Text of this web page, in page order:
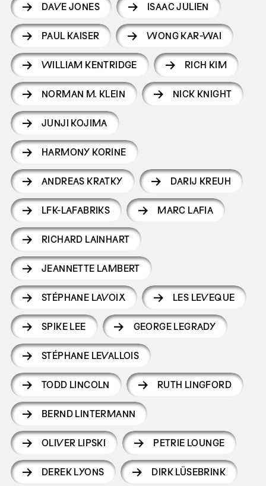
DAVE JONES ISAAC JULIEN
PAUL KAISER WONG KAR-WAI
WILLIAM KENTRIDGE RICH KIM
NORMAN M. KLEIN NICK KNIGHT
JUNJI KOJIMA
HARMONY KORINE
ANDREAS KRATKY DARIJ KREUH
LFK-LAFABRIKS MARC LAFIA
RICHARD LAINHART
JEANNETTE LAMBERT
STÉPHANE LAVOIX LES LEVEQUE
SPIKE LEE GEORGE LEGRADY
STÉPHANE LEVALLOIS
TODD LINCOLN RUTH LINGFORD
BERND LINTERMANN
OLIVER LIPSKI PETRIE LOUNGE
DEREK LYONS DIRK LÜSEBRINK